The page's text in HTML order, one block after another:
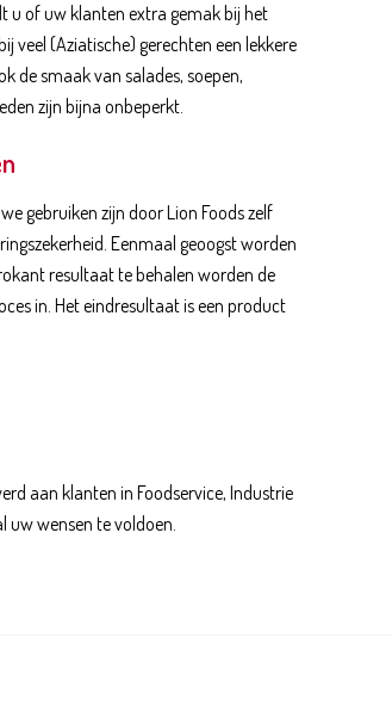
u of uw klanten extra gemak bij het
veel (Aziatische) gerechten een lekkere
de smaak van salades, soepen,
zijn bijna onbeperkt.
gebruiken zijn door Lion Foods zelf
Eenmaal geoogst worden
resultaat te behalen worden de
in. Het eindresultaat is een product
aan klanten in Foodservice, Industrie
uw wensen te voldoen.